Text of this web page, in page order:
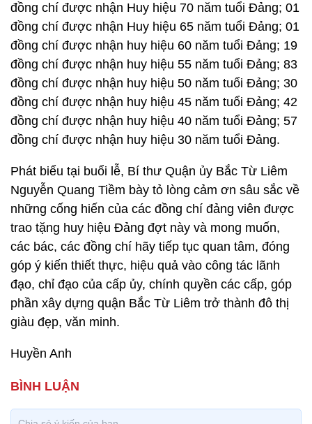
đồng chí được nhận Huy hiệu 70 năm tuổi Đảng; 01
đồng chí được nhận Huy hiệu 65 năm tuổi Đảng; 01
đồng chí được nhận huy hiệu 60 năm tuổi Đảng; 19
đồng chí được nhận huy hiệu 55 năm tuổi Đảng; 83
đồng chí được nhận huy hiệu 50 năm tuổi Đảng; 30
đồng chí được nhận huy hiệu 45 năm tuổi Đảng; 42
đồng chí được nhận huy hiệu 40 năm tuổi Đảng; 57
đồng chí được nhận huy hiệu 30 năm tuổi Đảng.
Phát biểu tại buổi lễ, Bí thư Quận ủy Bắc Từ Liêm
Nguyễn Quang Tiềm bày tỏ lòng cảm ơn sâu sắc về
những cống hiến của các đồng chí đảng viên được
trao tặng huy hiệu Đảng đợt này và mong muốn,
các bác, các đồng chí hãy tiếp tục quan tâm, đóng
góp ý kiến thiết thực, hiệu quả vào công tác lãnh
đạo, chỉ đạo của cấp ủy, chính quyền các cấp, góp
phần xây dựng quận Bắc Từ Liêm trở thành đô thị
giàu đẹp, văn minh.
Huyền Anh